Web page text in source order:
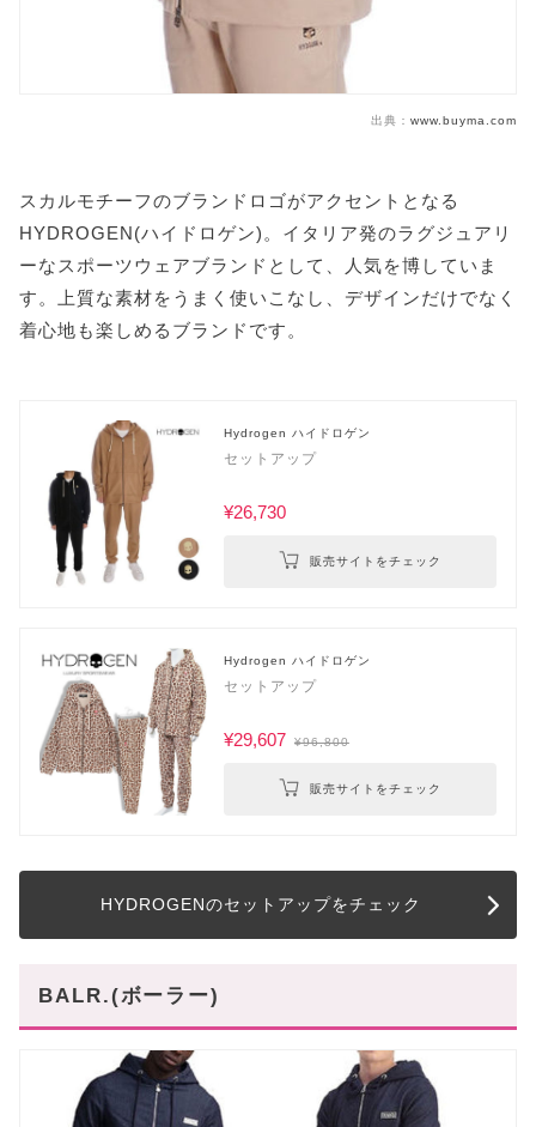
出典： www.buyma.com
スカルモチーフのブランドロゴがアクセントとなる
HYDROGEN(ハイドロゲン)。イタリア発のラグジュアリ
ーなスポーツウェアブランドとして、人気を博していま
す。上質な素材をうまく使いこなし、デザインだけでなく
着心地も楽しめるブランドです。
Hydrogen ハイドロゲン
セットアップ
¥26,730
販売サイトをチェック
Hydrogen ハイドロゲン
セットアップ
¥29,607 ¥96,800
販売サイトをチェック
HYDROGENのセットアップをチェック
BALR.(ボーラー)